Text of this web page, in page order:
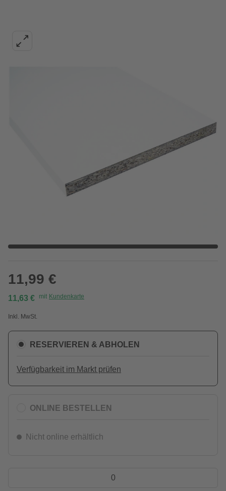
11,99 €
11,63 € mit Kundenkarte
Inkl. MwSt.
RESERVIEREN & ABHOLEN
Verfügbarkeit im Markt prüfen
ONLINE BESTELLEN
Nicht online erhältlich